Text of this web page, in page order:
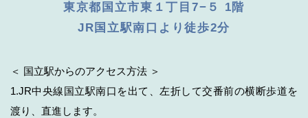
東京都国立市東１丁目7−５ 1階
JR国立駅南口より徒歩2分
＜ 国立駅からのアクセス方法 ＞
1.JR中央線国立駅南口を出て、左折して交番前の横断歩道を
渡り、直進します。